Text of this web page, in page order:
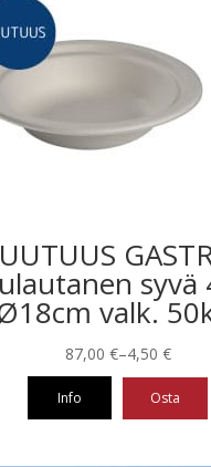
UUTUUS
syvä
valk.
4,50 €
–
87,00 €Hintaluokka:
4,50 €
Info Osta